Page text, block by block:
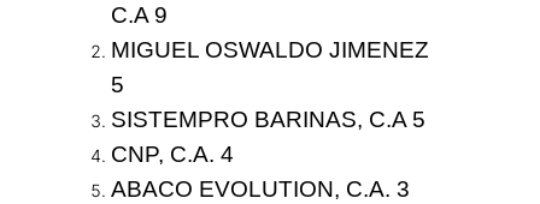
C.A 9
MIGUEL OSWALDO JIMENEZ
5
SISTEMPRO BARINAS, C.A 5
CNP, C.A. 4
ABACO EVOLUTION, C.A. 3